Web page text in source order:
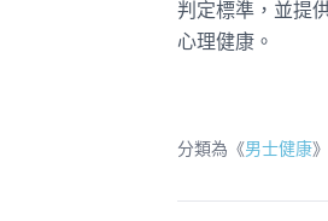
判定標準，並提
心理健康。
分類為《男士健康》